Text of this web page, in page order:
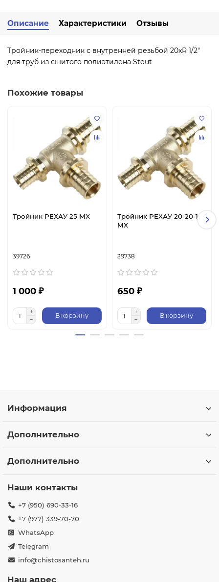
Описание Характеристики Отзывы
Тройник-переходник с внутренней резьбой 20xR 1/2"
для труб из сшитого полиэтилена Stout
Похожие товары
Тройник РЕХАУ 25 MX
39726
1 000 ₽
В корзину
Тройник РЕХАУ 20-20-16
MX
39738
650 ₽
В корзину
Информация
Дополнительно
Дополнительно
Наши контакты
+7 (950) 690-33-16
+7 (977) 339-70-70
WhatsApp
Telegram
info@chistosanteh.ru
Наш адрес